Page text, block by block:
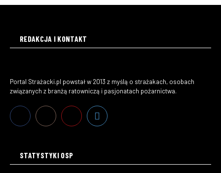
REDAKCJA I KONTAKT
Portal Strażacki.pl powstał w 2013 z myślą o strażakach, osobach
związanych z branżą ratowniczą i pasjonatach pożarnictwa.
STATYSTYKI OSP